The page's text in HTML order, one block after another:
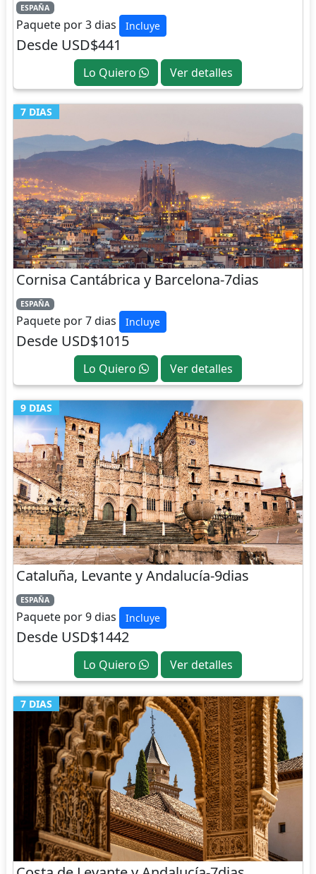
ESPAÑA
Paquete por 3 dias Incluye
Desde USD$441
Lo Quiero Ver detalles
7 DIAS
Cornisa Cantábrica y Barcelona-7dias
ESPAÑA
Paquete por 7 dias Incluye
Desde USD$1015
Lo Quiero Ver detalles
9 DIAS
Cataluña, Levante y Andalucía-9dias
ESPAÑA
Paquete por 9 dias Incluye
Desde USD$1442
Lo Quiero Ver detalles
7 DIAS